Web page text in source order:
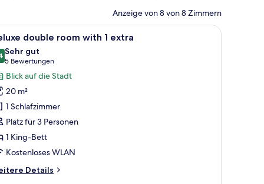
Anzeige von 8 von 8 Zimmern
einem dunklen Holzschrank, einem blauen Sessel, einem kleinen runden
Ein Hotelzimmer mit einem großen Bett,
9 double room with 1 extra
von 10
Sehr gut
5 Bewertungen
(5
Bewertungen)
Blick auf die Stadt
20 m²
1 Schlafzimmer
Platz für 3 Personen
1 King-Bett
Kostenloses WLAN
Details